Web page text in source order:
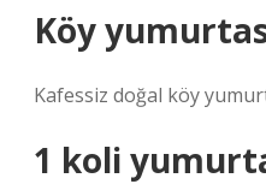
Köy
Kafessiz doğal köy
1 koli